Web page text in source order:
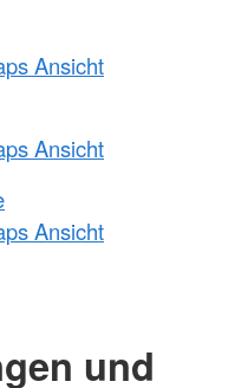
Ansicht
Ansicht
Ansicht
und